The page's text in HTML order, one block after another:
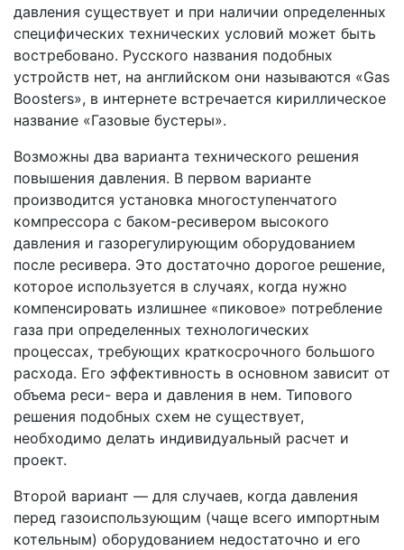
давления существует и при наличии определенных
специфических технических условий может быть
востребовано. Русского названия подобных
устройств нет, на английском они называются «Gas
Boosters», в интернете встречается кириллическое
название «Газовые бустеры».
Возможны два варианта технического решения
повышения давления. В первом варианте
производится установка многоступенчатого
компрессора с баком-ресивером высокого
давления и газорегулирующим оборудованием
после ресивера. Это достаточно дорогое решение,
которое используется в случаях, когда нужно
компенсировать излишнее «пиковое» потребление
газа при определенных технологических
процессах, требующих краткосрочного большого
расхода. Его эффективность в основном зависит от
объема реси- вера и давления в нем. Типового
решения подобных схем не существует,
необходимо делать индивидуальный расчет и
проект.
Второй вариант — для случаев, когда давления
перед газоиспользующим (чаще всего импортным
котельным) оборудованием недостаточно и его